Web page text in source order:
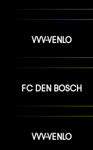
VVV-VENLO
FC DEN BOSCH
VVV-VENLO